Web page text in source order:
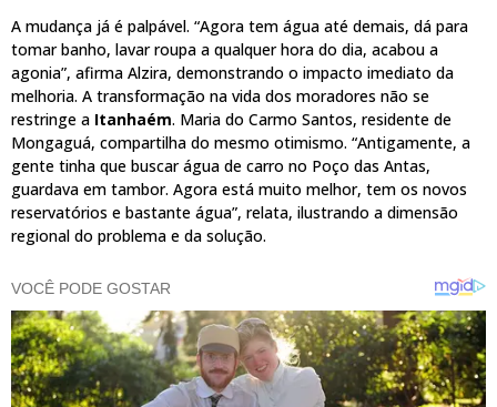
A mudança já é palpável. “Agora tem água até demais, dá para
tomar banho, lavar roupa a qualquer hora do dia, acabou a
agonia”, afirma Alzira, demonstrando o impacto imediato da
melhoria. A transformação na vida dos moradores não se
restringe a Itanhaém. Maria do Carmo Santos, residente de
Mongaguá, compartilha do mesmo otimismo. “Antigamente, a
gente tinha que buscar água de carro no Poço das Antas,
guardava em tambor. Agora está muito melhor, tem os novos
reservatórios e bastante água”, relata, ilustrando a dimensão
regional do problema e da solução.